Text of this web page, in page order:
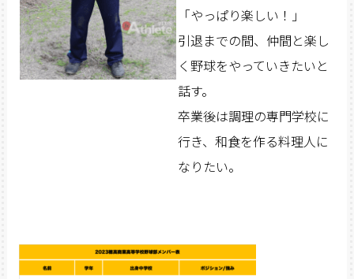
「やっぱり楽しい！」
引退までの間、仲間と楽し
く野球をやっていきたいと
話す。
卒業後は調理の専門学校に
行き、和食を作る料理人に
なりたい。